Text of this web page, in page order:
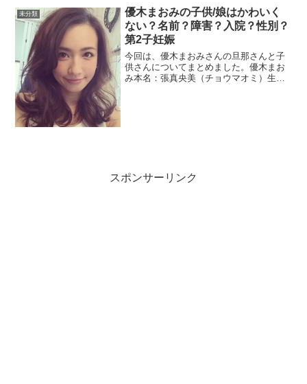
笑いましたね～狙ってない...
未分類
優木まおみの子供/娘はかわいく
ない？名前？障害？入院？性別？
第2子妊娠
今回は、優木まおみさんの旦那さんと子
供さんについてまとめました。優木まお
み本名：張真央美（チョウマオミ）生年
スポンサーリンク